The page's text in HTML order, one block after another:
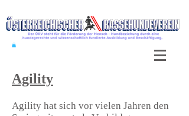
Agility
Agility hat sich vor vielen Jahren den